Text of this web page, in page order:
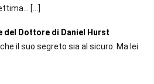
[…]
del Dottore di Daniel Hurst
il suo segreto sia al sicuro. Ma lei